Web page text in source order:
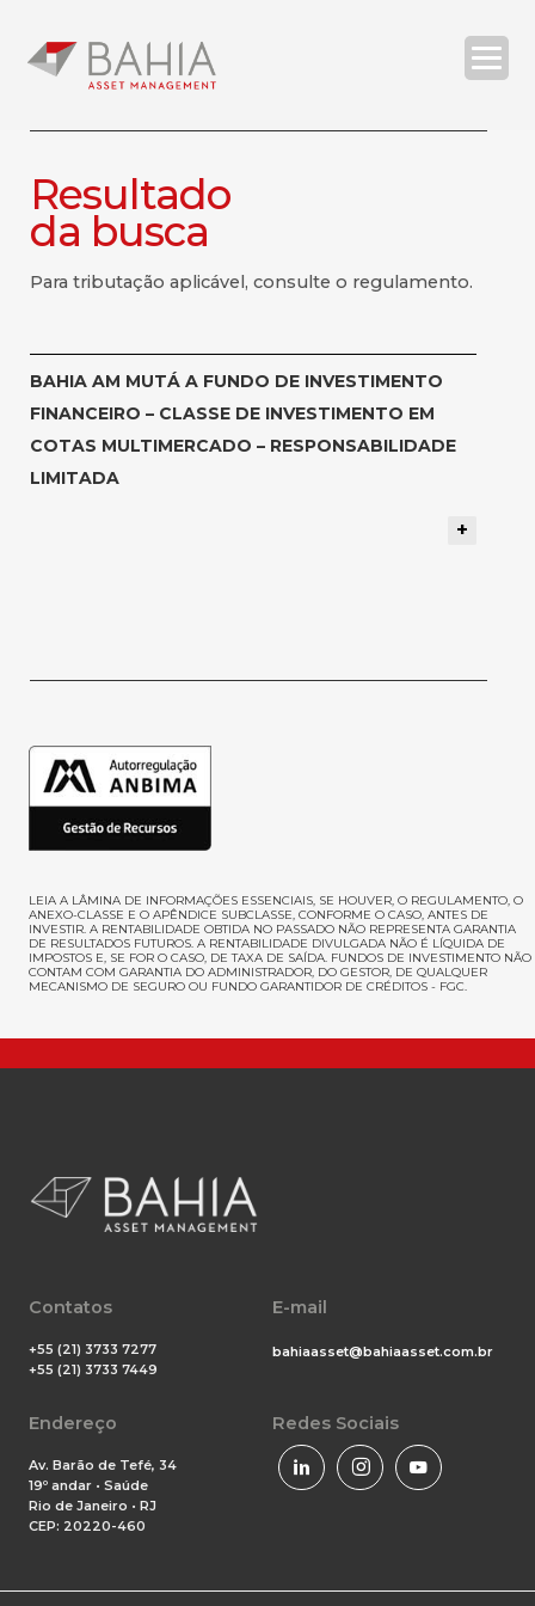
O BAHIA ASSET
| ENG
SEARCH
Resultado
da busca
Para tributação aplicável, consulte o regulamento.
BAHIA AM MUTÁ A FUNDO DE INVESTIMENTO
FINANCEIRO – CLASSE DE INVESTIMENTO EM
COTAS MULTIMERCADO – RESPONSABILIDADE
LIMITADA
+
LEIA A LÂMINA DE INFORMAÇÕES ESSENCIAIS, SE HOUVER, O REGULAMENTO, O
ANEXO-CLASSE E O APÊNDICE SUBCLASSE, CONFORME O CASO, ANTES DE
INVESTIR. A RENTABILIDADE OBTIDA NO PASSADO NÃO REPRESENTA GARANTIA
DE RESULTADOS FUTUROS. A RENTABILIDADE DIVULGADA NÃO É LÍQUIDA DE
IMPOSTOS E, SE FOR O CASO, DE TAXA DE SAÍDA. FUNDOS DE INVESTIMENTO NÃO
CONTAM COM GARANTIA DO ADMINISTRADOR, DO GESTOR, DE QUALQUER
MECANISMO DE SEGURO OU FUNDO GARANTIDOR DE CRÉDITOS - FGC.
Contatos
+55 (21) 3733 7277
+55 (21) 3733 7449
E-mail
bahiaasset@bahiaasset.com.br
Endereço
Av. Barão de Tefé, 34
19º andar • Saúde
Rio de Janeiro • RJ
CEP: 20220-460
Redes Sociais